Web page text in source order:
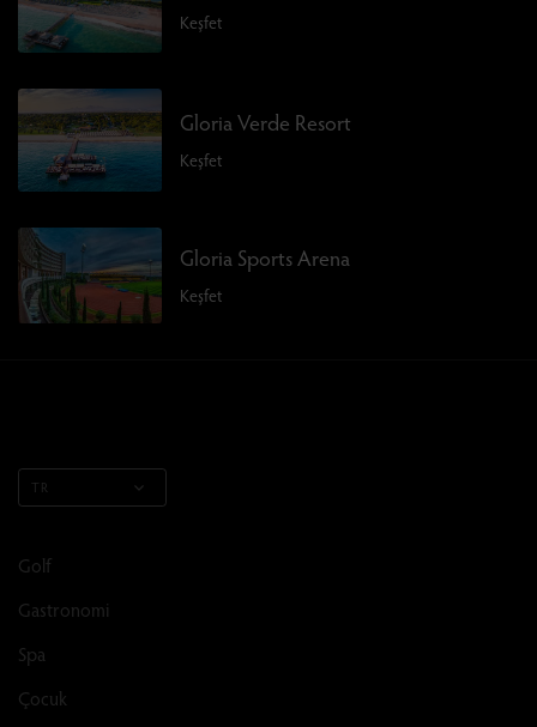
Keşfet
Gloria Verde Resort
Keşfet
Gloria Sports Arena
Keşfet
TR
Golf
Gastronomi
Spa
Çocuk